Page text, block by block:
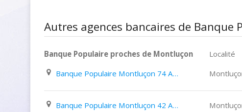
Autres agences bancaires de Banque
Banque Populaire proches de Montluçon Localité
Banque Populaire Montluçon 74 Avenue Albert Thomas
Banque Populaire Montluçon 42 Avenue de La République